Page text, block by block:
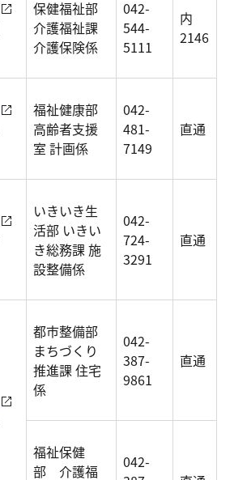
保健福祉部
介護福祉課
介護保険係
042-
544-
5111
内
2146
福祉健康部
高齢者支援
室 計画係
042-
481-
7149
直通
いきいき生
活部 いきい
き総務課 施
設整備係
042-
724-
3291
直通
都市整備部
まちづくり
推進課 住宅
係
042-
387-
9861
直通
福祉保健
部 介護福
042-